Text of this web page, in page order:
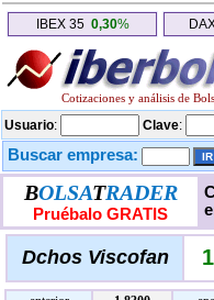
IBEX 35 0,30%
Cotizaciones y análisis de
Usuario: Clave:
Buscar empresa:
BOLSATRADER
Pruébalo GRATIS
Dchos Viscofan